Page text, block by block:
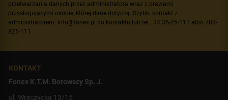
przetwarzania danych przez administratora wraz z prawami
przysługującymi osobie, której dane dotyczą. Szybki kontakt z
administratorem: info@fonex.pl do kontaktu lub tel.: 34 35-25-111 albo 783-
825-111
KONTAKT
Fonex K.T.M. Borowscy Sp. J.
ul. Wręczycka 13/15